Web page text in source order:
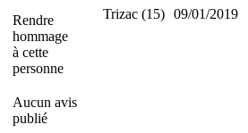
Rendre
hommage
à cette
personne
Trizac (15) 09/01/2019
Aucun avis
publié